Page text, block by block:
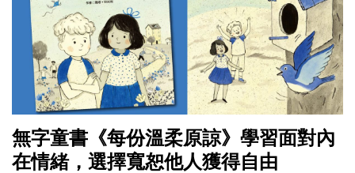
無字童書《每份溫柔原諒》學習面對內
在情緒，選擇寬恕他人獲得自由